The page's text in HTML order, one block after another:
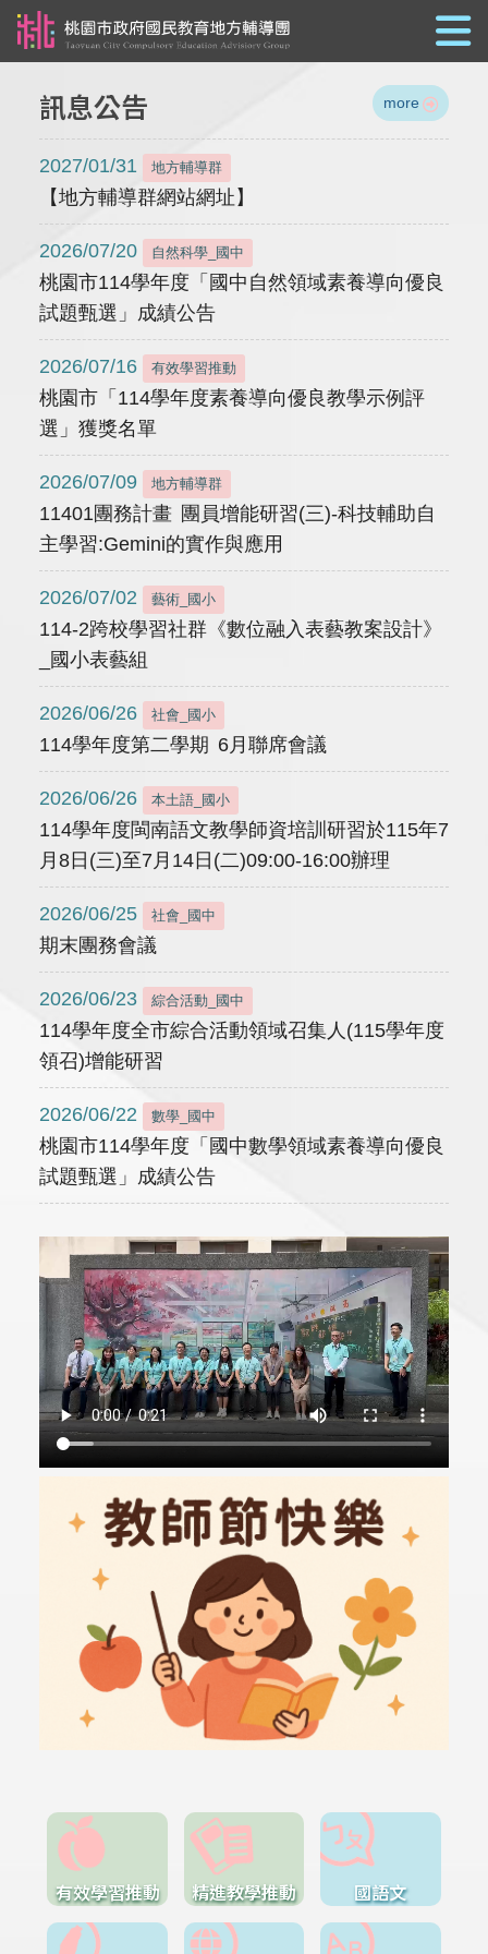
訊息公告 more
2027/01/31 地方輔導群
【地方輔導群網站網址】
2026/07/20 自然科學_國中
桃園市114學年度「國中自然領域素養導向優良
試題甄選」成績公告
2026/07/16 有效學習推動
桃園市「114學年度素養導向優良教學示例評
選」獲獎名單
2026/07/09 地方輔導群
11401團務計畫 團員增能研習(三)-科技輔助自
主學習:Gemini的實作與應用
2026/07/02 藝術_國小
114-2跨校學習社群《數位融入表藝教案設計》
_國小表藝組
2026/06/26 社會_國小
114學年度第二學期 6月聯席會議
2026/06/26 本土語_國小
114學年度閩南語文教學師資培訓研習於115年7
月8日(三)至7月14日(二)09:00-16:00辦理
2026/06/25 社會_國中
期末團務會議
2026/06/23 綜合活動_國中
114學年度全市綜合活動領域召集人(115學年度
領召)增能研習
2026/06/22 數學_國中
桃園市114學年度「國中數學領域素養導向優良
試題甄選」成績公告
有效學習推動 精進教學推動 國語文